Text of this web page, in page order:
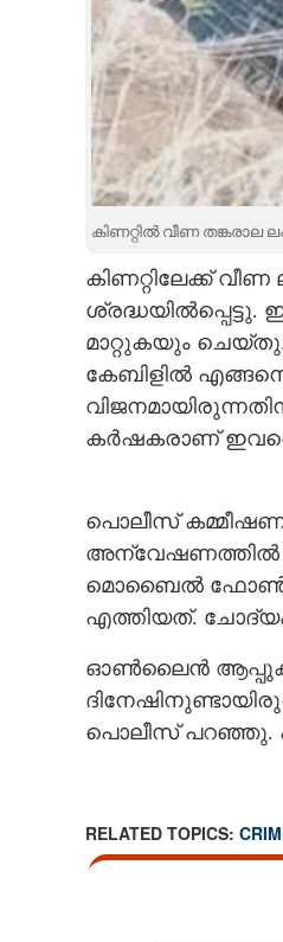
കിണറ്റിൽ വീണ തങ്കരാല
കിണറ്റിലേക്ക്
ശ്രദ്ധയിൽപ്പെട്ടു.
മാറ്റുകയും ചെയ്തു.
കേബിളിൽ
കർഷകരാണ് ഇവരെ
പൊലീസ്
അന്വേഷണത്തിൽ
മൊബൈൽ ഫോൺ
എത്തിയത്. ചോദ്യം
ഓൺലൈൻ
പൊലീസ് പറഞ്ഞു.
RELATED TOPICS: